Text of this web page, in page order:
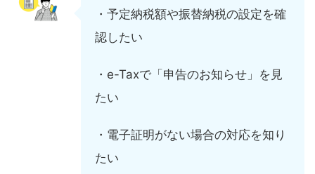
・予定納税額や振替納税の設定を確
認したい
・e-Taxで「申告のお知らせ」を見
たい
・電子証明がない場合の対応を知り
たい